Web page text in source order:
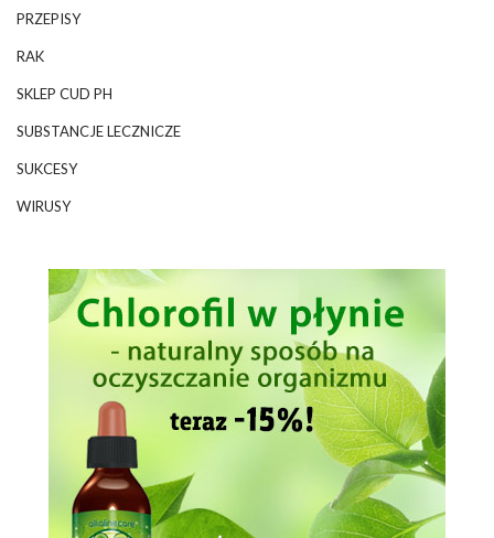
PRZEPISY
RAK
SKLEP CUD PH
SUBSTANCJE LECZNICZE
SUKCESY
WIRUSY